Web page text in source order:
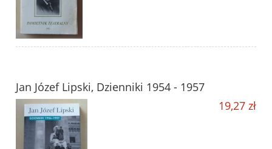
Jan Józef Lipski, Dzienniki 1954 - 1957
19,27 zł